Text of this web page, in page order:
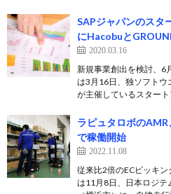
SAPジャパンのスタ
にHacobuと
2020.03.16
新規事業創出を検討、6
は3月16日、独ソフトウ
が主催しているスター
ラピュタロボの
で稼働開始
2022.11.08
従来比2倍のECピッキ
は11月8日、日本ロジテ